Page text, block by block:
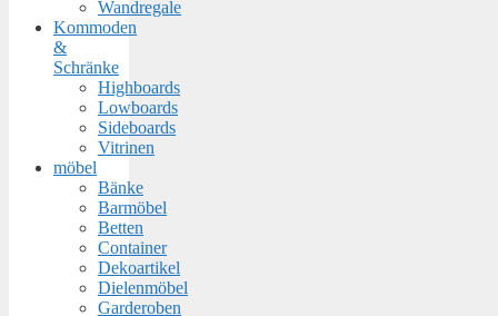
Wandregale
Kommoden
&
Schränke
Highboards
Lowboards
Sideboards
Vitrinen
möbel
Bänke
Barmöbel
Betten
Container
Dekoartikel
Dielenmöbel
Garderoben